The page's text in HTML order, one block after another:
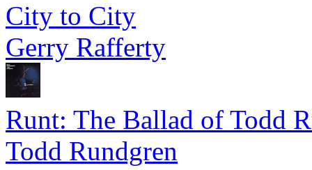
City to City
Gerry Rafferty
Runt: The Ballad of Todd
Todd Rundgren